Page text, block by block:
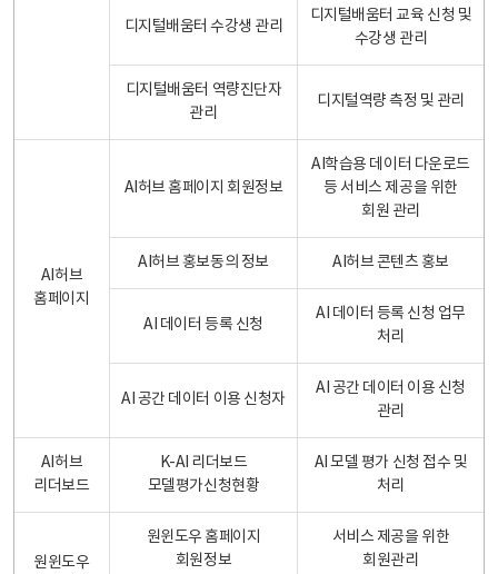
디지털배움터 수강생 관리
디지털배움터 교육 신청 및
수강생 관리
디지털배움터 역량진단자
관리
디지털역량 측정 및 관리
AI허브
홈페이지
AI허브 홈페이지 회원정보
AI학습용 데이터 다운로드
등 서비스 제공을 위한
회원 관리
AI허브 홍보동의 정보 AI허브 콘텐츠 홍보
AI 데이터 등록 신청
AI 데이터 등록 신청 업무
처리
AI 공간 데이터 이용 신청자
AI 공간 데이터 이용 신청
관리
AI허브
리더보드
K-AI 리더보드
모델평가신청현황
AI 모델 평가 신청 접수 및
처리
원윈도우
원윈도우 홈페이지
회원정보
서비스 제공을 위한
회원관리